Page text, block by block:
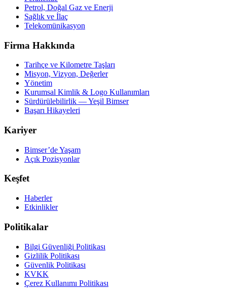
Petrol, Doğal Gaz ve Enerji
Sağlık ve İlaç
Telekomünikasyon
Firma Hakkında
Tarihçe ve Kilometre Taşları
Misyon, Vizyon, Değerler
Yönetim
Kurumsal Kimlik & Logo Kullanımları
Sürdürülebilirlik — Yeşil Bimser
Başarı Hikayeleri
Kariyer
Bimser’de Yaşam
Açık Pozisyonlar
Keşfet
Haberler
Etkinlikler
Politikalar
Bilgi Güvenliği Politikası
Gizlilik Politikası
Güvenlik Politikası
KVKK
Çerez Kullanımı Politikası